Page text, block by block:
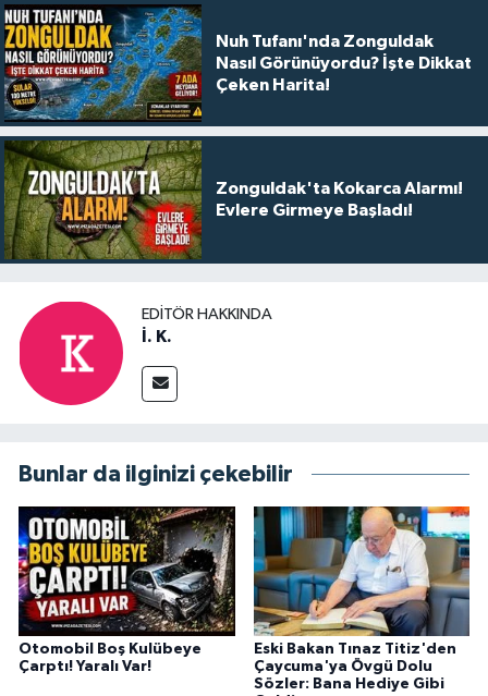
Nuh Tufanı'nda Zonguldak
Nasıl Görünüyordu? İşte Dikkat
Çeken Harita!
Zonguldak'ta Kokarca Alarmı!
Evlere Girmeye Başladı!
EDITÖR HAKKINDA
İ. K.
Bunlar da ilginizi çekebilir
Otomobil Boş Kulübeye
Çarptı! Yaralı Var!
Eski Bakan Tınaz Titiz'den
Çaycuma'ya Övgü Dolu
Sözler: Bana Hediye Gibi